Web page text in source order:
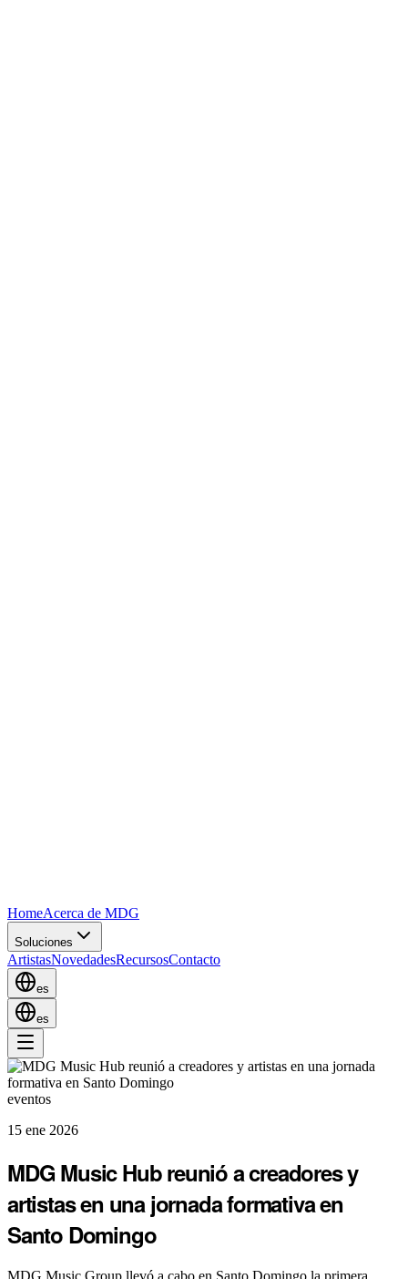
HomeAcerca de MDG
Soluciones
ArtistasNovedadesRecursosContacto
es
es
eventos
15 ene 2026
MDG Music Hub reunió a creadores y
artistas en una jornada formativa en
Santo Domingo
MDG Music Group llevó a cabo en Santo Domingo la primera